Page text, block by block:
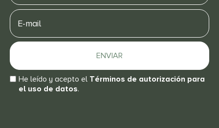
E-
mail
ENVIAR
He leído y acepto el Términos de autorización para
el uso de datos.